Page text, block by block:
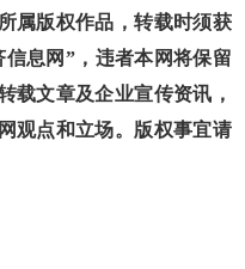
版权作品，转载时须获
息网”，违者本网将保留
载文章及企业宣传资讯，
观点和立场。版权事宜请